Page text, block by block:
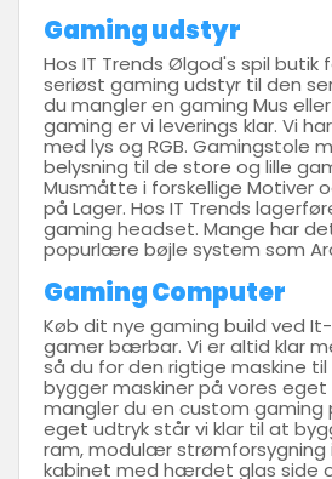
Gaming udstyr
Hos IT Trends Ølgod's spil butik
seriøst gaming udstyr til den
du mangler en gaming Mus
gaming er vi leverings klar. Vi
med lys og RGB. Gamingstole
belysning til de store og lille
Musmåtte i forskellige Motiver
på Lager. Hos IT Trends
gaming headset. Mange har
popurlære bøjle system som
Gaming Computer
Køb dit nye gaming build ved
gamer bærbar. Vi er altid klar
så du for den rigtige maskine til
bygger maskiner på vores
mangler du en custom
eget udtryk står vi klar til at
ram, modulær
kabinet med hærdet glas side